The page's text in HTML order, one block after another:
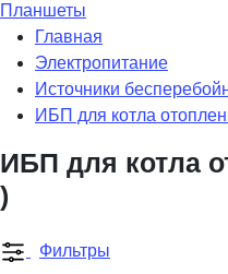
Планшеты
Главная
Электропитание
Источники
ИБП для котла
ИБП для котла
)
Фильтры